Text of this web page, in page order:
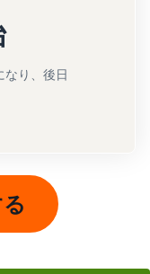
なり、後日